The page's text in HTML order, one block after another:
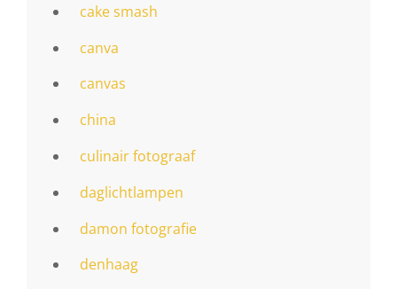
cake smash
canva
canvas
china
culinair fotograaf
daglichtlampen
damon fotografie
denhaag